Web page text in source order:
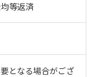
等返済
となる場合がござ